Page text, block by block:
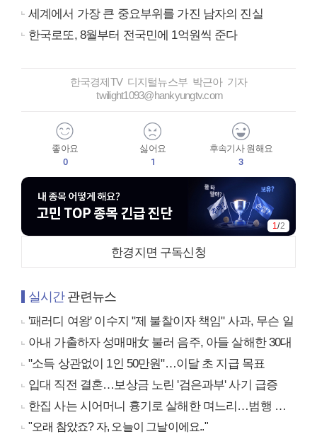
세계에서 가장 큰 중요부위를 가진 남자의 진실
한국로또, 8월부터 전국민에 1억원씩 준다
한국경제TV 디지털뉴스부 박근아 기자
twilight1093@hankyungtv.com
좋아요
0
싫어요
1
후속기사 원해요
3
1/2
한경지면 구독신청
실시간관련뉴스
'패러디 여왕' 이수지 "제 불찰이자 책임" 사과, 무슨 일
아내 가출하자 성매매女 불러 음주, 아들 살해한 30대
"소득 상관없이 1인 50만원"…이달 초 지급 목표
입대 직전 결혼…보상금 노린 '검은과부' 사기 급증
한집 사는 시어머니 흉기로 살해한 며느리…범행 동기는
"오래 참았죠? 자, 오늘이 그날이에요.."